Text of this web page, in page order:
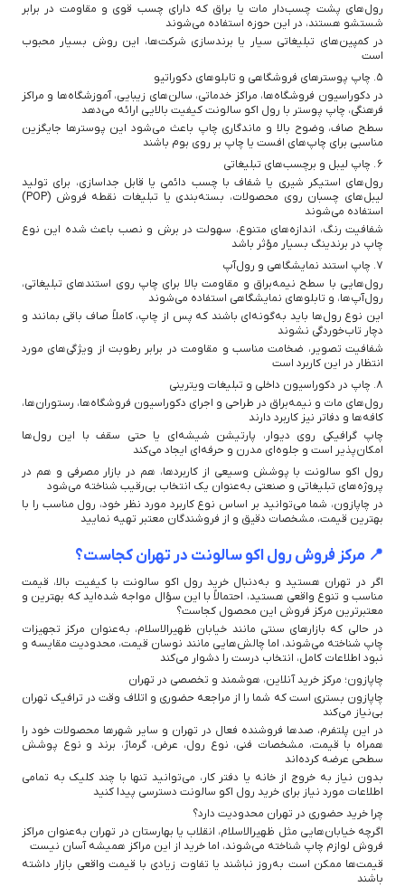
رول‌های پشت چسب‌دار مات یا براق که دارای چسب قوی و مقاومت در برابر
شستشو هستند، در این حوزه استفاده می‌شوند
در کمپین‌های تبلیغاتی سیار یا برندسازی شرکت‌ها، این روش بسیار محبوب
است
۵. چاپ پوسترهای فروشگاهی و تابلوهای دکوراتیو
در دکوراسیون فروشگاه‌ها، مراکز خدماتی، سالن‌های زیبایی، آموزشگاه‌ها و مراکز
فرهنگی، چاپ پوستر با رول اکو سالونت کیفیت بالایی ارائه می‌دهد
سطح صاف، وضوح بالا و ماندگاری چاپ باعث می‌شود این پوسترها جایگزین
مناسبی برای چاپ‌های افست یا چاپ بر روی بوم باشند
۶. چاپ لیبل و برچسب‌های تبلیغاتی
رول‌های استیکر شیری یا شفاف با چسب دائمی یا قابل جداسازی، برای تولید
لیبل‌های چسبان روی محصولات، بسته‌بندی یا تبلیغات نقطه فروش (POP)
استفاده می‌شوند
شفافیت رنگ، اندازه‌های متنوع، سهولت در برش و نصب باعث شده این نوع
چاپ در برندینگ بسیار مؤثر باشد
۷. چاپ استند نمایشگاهی و رول‌آپ
رول‌هایی با سطح نیمه‌براق و مقاومت بالا برای چاپ روی استندهای تبلیغاتی،
رول‌آپ‌ها، و تابلوهای نمایشگاهی استفاده می‌شوند
این نوع رول‌ها باید به‌گونه‌ای باشند که پس از چاپ، کاملاً صاف باقی بمانند و
دچار تاب‌خوردگی نشوند
شفافیت تصویر، ضخامت مناسب و مقاومت در برابر رطوبت از ویژگی‌های مورد
انتظار در این کاربرد است
۸. چاپ در دکوراسیون داخلی و تبلیغات ویترینی
رول‌های مات و نیمه‌براق در طراحی و اجرای دکوراسیون فروشگاه‌ها، رستوران‌ها،
کافه‌ها و دفاتر نیز کاربرد دارند
چاپ گرافیکی روی دیوار، پارتیشن شیشه‌ای یا حتی سقف با این رول‌ها
امکان‌پذیر است و جلوه‌ای مدرن و حرفه‌ای ایجاد می‌کند
رول اکو سالونت با پوشش وسیعی از کاربردها، هم در بازار مصرفی و هم در
پروژه‌های تبلیغاتی و صنعتی به‌عنوان یک انتخاب بی‌رقیب شناخته می‌شود
در چاپازون، شما می‌توانید بر اساس نوع کاربرد مورد نظر خود، رول مناسب را با
بهترین قیمت، مشخصات دقیق و از فروشندگان معتبر تهیه نمایید
📍 مرکز فروش رول اکو سالونت در تهران کجاست؟
اگر در تهران هستید و به‌دنبال خرید رول اکو سالونت با کیفیت بالا، قیمت
مناسب و تنوع واقعی هستید، احتمالاً با این سؤال مواجه شده‌اید که بهترین و
معتبرترین مرکز فروش این محصول کجاست؟
در حالی که بازارهای سنتی مانند خیابان ظهیرالاسلام، به‌عنوان مرکز تجهیزات
چاپ شناخته می‌شوند، اما چالش‌هایی مانند نوسان قیمت، محدودیت مقایسه و
نبود اطلاعات کامل، انتخاب درست را دشوار می‌کند
چاپازون؛ مرکز خرید آنلاین، هوشمند و تخصصی در تهران
چاپازون بستری است که شما را از مراجعه حضوری و اتلاف وقت در ترافیک تهران
بی‌نیاز می‌کند
در این پلتفرم، صدها فروشنده فعال در تهران و سایر شهرها محصولات خود را
همراه با قیمت، مشخصات فنی، نوع رول، عرض، گرماژ، برند و نوع پوشش
سطحی عرضه کرده‌اند
بدون نیاز به خروج از خانه یا دفتر کار، می‌توانید تنها با چند کلیک به تمامی
اطلاعات مورد نیاز برای خرید رول اکو سالونت دسترسی پیدا کنید
چرا خرید حضوری در تهران محدودیت دارد؟
اگرچه خیابان‌هایی مثل ظهیرالاسلام، انقلاب یا بهارستان در تهران به‌عنوان مراکز
فروش لوازم چاپ شناخته می‌شوند، اما خرید از این مراکز همیشه آسان نیست
قیمت‌ها ممکن است به‌روز نباشند یا تفاوت زیادی با قیمت واقعی بازار داشته
باشند